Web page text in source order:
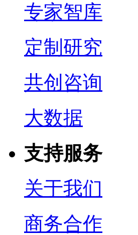
专家智库
定制研究
共创咨询
大数据
支持服务
关于我们
商务合作